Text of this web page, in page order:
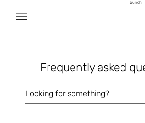
bunch
Frequently asked